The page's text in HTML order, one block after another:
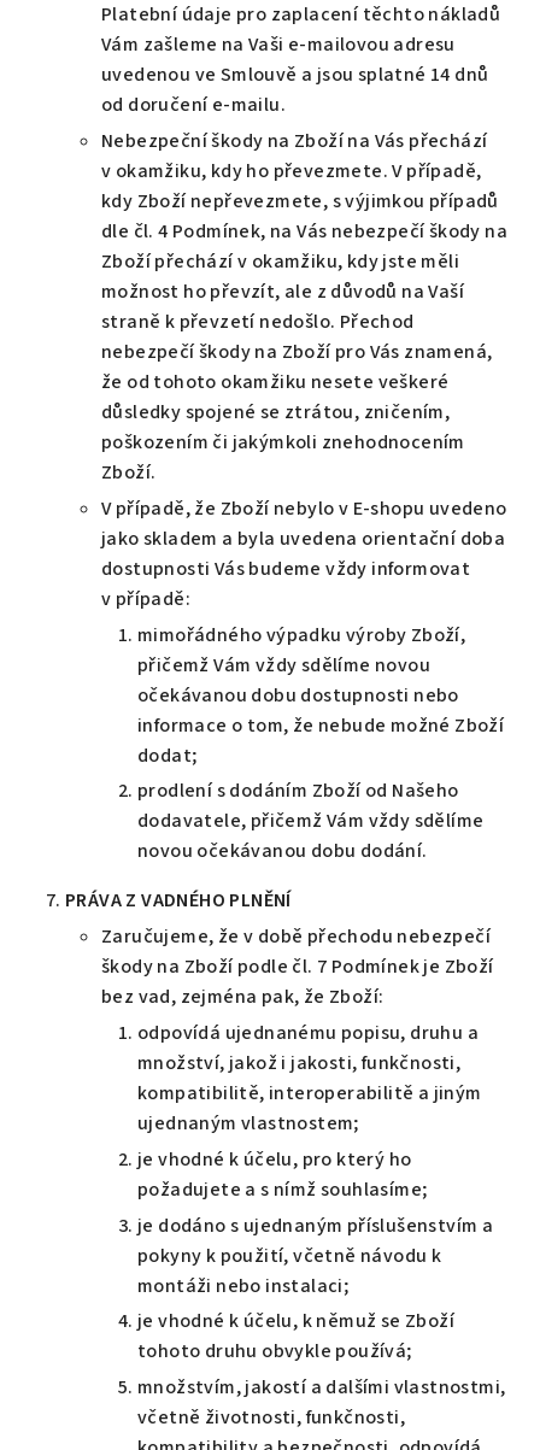
Platební údaje pro zaplacení těchto nákladů
Vám zašleme na Vaši e-mailovou adresu
uvedenou ve Smlouvě a jsou splatné 14 dnů
od doručení e-mailu.
Nebezpeční škody na Zboží na Vás přechází
v okamžiku, kdy ho převezmete. V případě,
kdy Zboží nepřevezmete, s výjimkou případů
dle čl. 4 Podmínek, na Vás nebezpečí škody na
Zboží přechází v okamžiku, kdy jste měli
možnost ho převzít, ale z důvodů na Vaší
straně k převzetí nedošlo. Přechod
nebezpečí škody na Zboží pro Vás znamená,
že od tohoto okamžiku nesete veškeré
důsledky spojené se ztrátou, zničením,
poškozením či jakýmkoli znehodnocením
Zboží.
V případě, že Zboží nebylo v E-shopu uvedeno
jako skladem a byla uvedena orientační doba
dostupnosti Vás budeme vždy informovat
v případě:
mimořádného výpadku výroby Zboží,
přičemž Vám vždy sdělíme novou
očekávanou dobu dostupnosti nebo
informace o tom, že nebude možné Zboží
dodat;
prodlení s dodáním Zboží od Našeho
dodavatele, přičemž Vám vždy sdělíme
novou očekávanou dobu dodání.
PRÁVAZ VADNÉHO PLNĚNÍ
Zaručujeme, že v době přechodu nebezpečí
škody na Zboží podle čl. 7 Podmínek je Zboží
bez vad, zejména pak, že Zboží:
odpovídá ujednanému popisu, druhu a
množství, jakož i jakosti, funkčnosti,
kompatibilitě, interoperabilitě a jiným
ujednaným vlastnostem;
je vhodné k účelu, pro který ho
požadujete a s nímž souhlasíme;
je dodáno s ujednaným příslušenstvím a
pokyny k použití, včetně návodu k
montáži nebo instalaci;
je vhodné k účelu, k němuž se Zboží
tohoto druhu obvykle používá;
množstvím, jakostí a dalšími vlastnostmi,
včetně životnosti, funkčnosti,